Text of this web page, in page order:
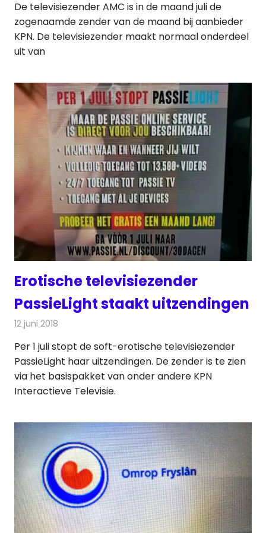
De televisiezender AMC is in de maand juli de
zogenaamde zender van de maand bij aanbieder
KPN. De televisiezender maakt normaal onderdeel
uit van
Erotische televisiezender
PassieLight staakt uitzendingen
12 juni 2018
Per 1 juli stopt de soft-erotische televisiezender
PassieLight haar uitzendingen. De zender is te zien
via het basispakket van onder andere KPN
Interactieve Televisie.